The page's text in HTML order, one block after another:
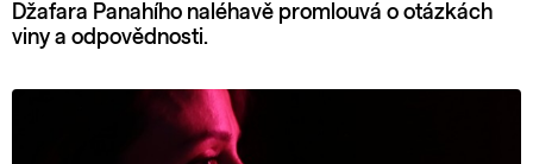
Džafara Panahího naléhavě promlouvá o otázkách
viny a odpovědnosti.